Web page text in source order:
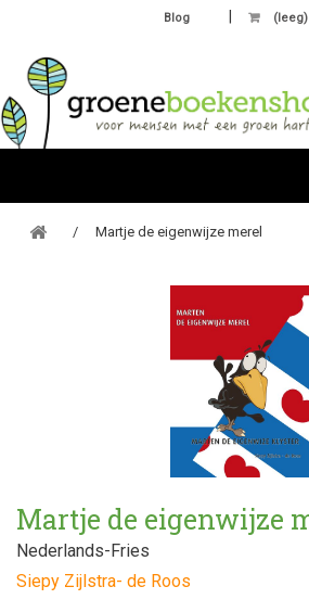
(leeg)
Blog
Martje de eigenwijze merel
Martje de eigenwijze
Nederlands-Fries
Siepy Zijlstra- de Roos